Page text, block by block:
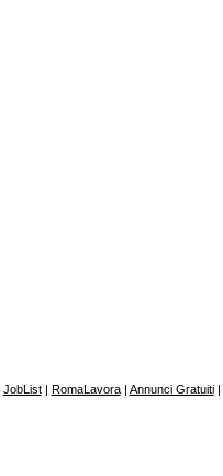
JobList| RomaLavora| Annunci Gratuiti|